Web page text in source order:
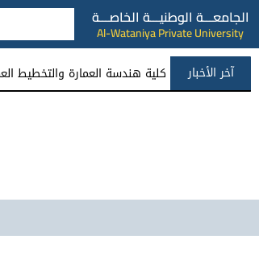
الجامعـــة الوطنيـــة الخاصـــة
Al-Wataniya Private University
آخر الأخبار كلية هندسة العمارة والتخطيط